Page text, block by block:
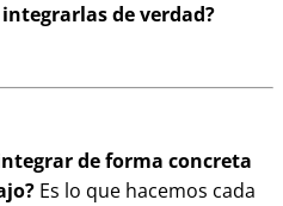
de verdad?
de forma concreta
Es lo que hacemos cada